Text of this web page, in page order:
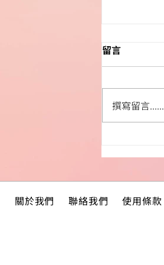
留言
撰寫留言......
關於我們 聯絡我們 使用條款